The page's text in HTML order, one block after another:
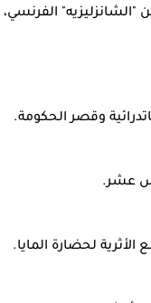
وقصر الحكومة.
عشر.
لحضارة المايا.